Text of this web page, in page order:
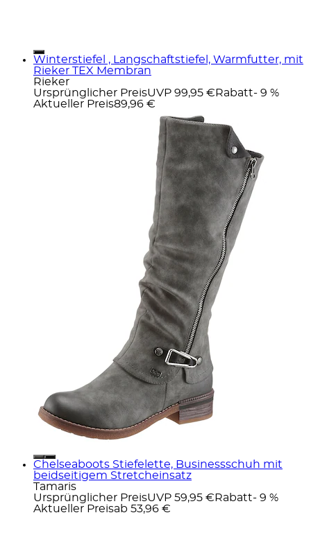
Winterstiefel , Langschaftstiefel, Warmfutter, mit
Rieker TEX Membran
Rieker
Ursprünglicher PreisUVP 99,95 € Rabatt- 9 %
Aktueller Preis89,96 €
Chelseaboots Stiefelette, Businessschuh mit
beidseitigem Stretcheinsatz
Tamaris
Ursprünglicher PreisUVP 59,95 € Rabatt- 9 %
Aktueller Preisab 53,96 €